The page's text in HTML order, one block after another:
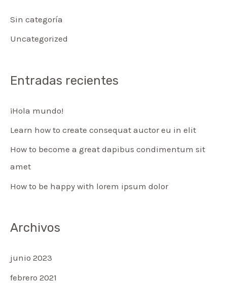
r
p
:
Sin categoría
Uncategorized
Entradas recientes
¡Hola mundo!
Learn how to create consequat auctor eu in elit
How to become a great dapibus condimentum sit
amet
How to be happy with lorem ipsum dolor
Archivos
junio 2023
febrero 2021